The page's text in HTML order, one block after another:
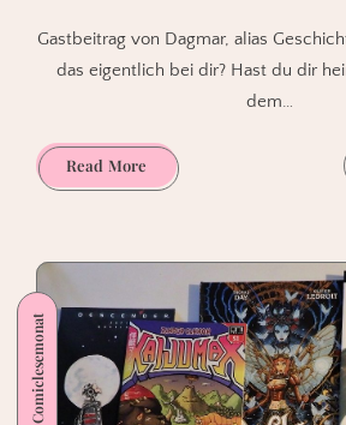
Gastbeitrag von Dagmar, alias
das eigentlich bei dir? Hast du dir
dem…
Read MoreStart
der
Comics.
Wie
alles
begann.
Comiclesemonat